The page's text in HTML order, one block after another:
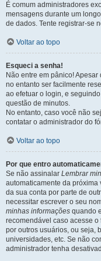
É comum administradores
mensagens durante um
de dados. Tente registrar-se
Voltar ao topo
Esqueci a senha!
Não entre em pânico!
no entanto ser facilmente
ao efetuar o login, e
questão de minutos.
No entanto, caso você não
contatar o administrador do
Voltar ao topo
Por que entro
Se não assinalar Lembrar
automaticamente da próxima
da sua conta por parte de
necessitar escrever o seu
minhas informações quando
recomendável caso acesse
por outros usuários, ou seja,
universidades, etc. Se não
administrador tenha